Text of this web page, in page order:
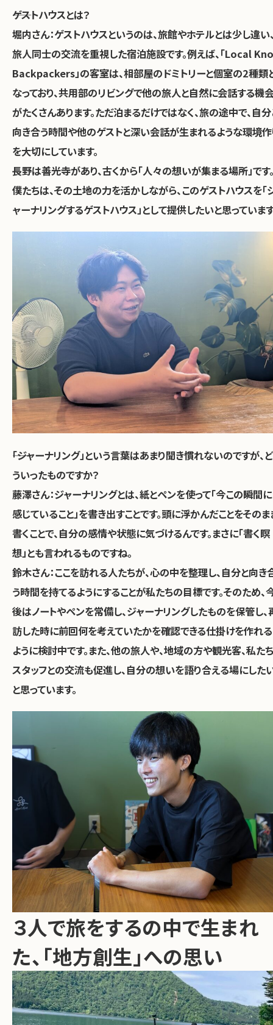
――ゲストハウスとは？
堀内さん：ゲストハウスというのは、旅館やホテルとは少し違い
旅人同士の交流を重視した宿泊施設です。例えば、「Local
Backpackers」の客室は、相部屋のドミトリーと個室の2種類
なっており、共用部のリビングで他の旅人と自然に会話する機
がたくさんあります。ただ泊まるだけではなく、旅の途中で、自
向き合う時間や他のゲストと深い会話が生まれるような環境
を大切にしています。
長野は善光寺があり、古くから「人々の想いが集まる場所」です
僕たちは、その土地の力を活かしながら、このゲストハウスを「
ャーナリングするゲストハウス」として提供したいと思っています
――「ジャーナリング」という言葉はあまり聞き慣れないのですが、ど
ういったものですか？
藤澤さん：ジャーナリングとは、紙とペンを使って「今この瞬間に
感じていること」を書き出すことです。頭に浮かんだことをそのま
書くことで、自分の感情や状態に気づけるんです。まさに「書く瞑
想」とも言われるものですね。
鈴木さん：ここを訪れる人たちが、心の中を整理し、自分と向き
う時間を持てるようにすることが私たちの目標です。そのため、
後はノートやペンを常備し、ジャーナリングしたものを保管し、
訪した時に前回何を考えていたかを確認できる仕掛けを作れる
ように検討中です。また、他の旅人や、地域の方や観光客、私たち
スタッフとの交流も促進し、自分の想いを語り合える場にした
と思っています。
３人で旅をするの中で生まれ
た、「地方創生」への思い